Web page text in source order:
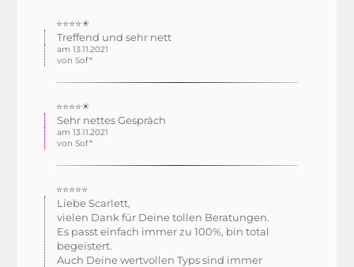
⭐⭐⭐⭐☀
Treffend und sehr nett
am 13.11.2021
von Sof*
⭐⭐⭐⭐☀
Sehr nettes Gespräch
am 13.11.2021
von Sof*
⭐⭐⭐⭐⭐
Liebe Scarlett,
vielen Dank für Deine tollen Beratungen.
Es passt einfach immer zu 100%, bin total
begeistert.
Auch Deine wertvollen Typs sind immer